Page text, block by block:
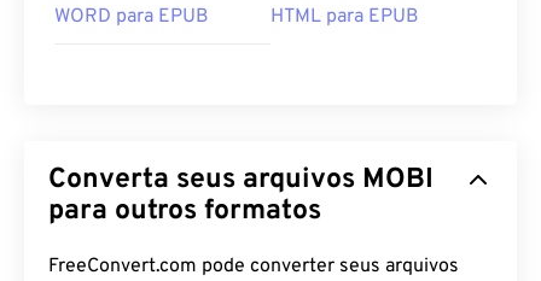
WORD para EPUB HTML para EPUB
Converta seus arquivos MOBI
para outros formatos
FreeConvert.com pode converter seus arquivos